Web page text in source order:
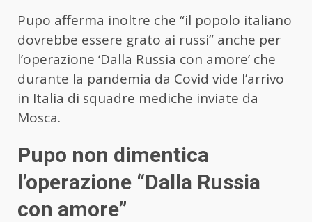
Pupo afferma inoltre che “il popolo italiano
dovrebbe essere grato ai russi” anche per
l’operazione ‘Dalla Russia con amore’ che
durante la pandemia da Covid vide l’arrivo
in Italia di squadre mediche inviate da
Mosca.
Pupo non dimentica
l’operazione “Dalla Russia
con amore”